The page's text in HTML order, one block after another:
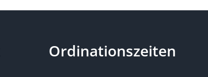
Ordinationszeiten